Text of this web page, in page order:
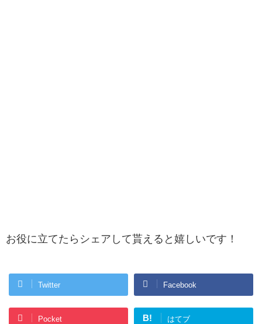
お役に立てたらシェアして貰えると嬉しいです！
Twitter Facebook
Pocket B! はてブ